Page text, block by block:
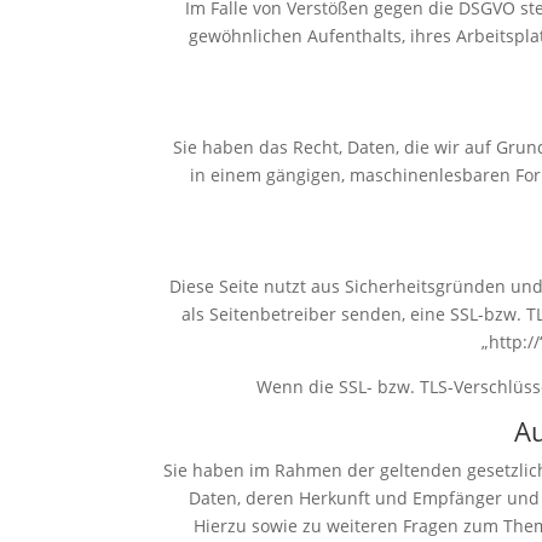
Im Falle von Verstößen gegen die
gewöhnlichen Aufenthalts, ihres
Sie haben das Recht, Daten, die wir auf
in einem gängigen, maschinenlesbaren
Diese Seite nutzt aus Sicherheitsgründen
als Seitenbetreiber senden, eine SSL-bzw.
„http://
Wenn die SSL- bzw. TLS-
Sie haben im Rahmen der geltenden
Daten, deren Herkunft und Empfänger
Hierzu sowie zu weiteren Fragen zum